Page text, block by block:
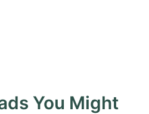
You Might